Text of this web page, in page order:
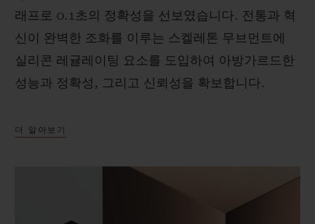
래프로 0.1초의 정확성을 선보였습니다. 전통과 혁
신이 완벽한 조화를 이루는 스켈레톤 무브먼트에
실리콘 레귤레이팅 요소를 도입하여 아방가르드한
성능과 정확성, 그리고 신뢰성을 확보합니다.
더 알아보기